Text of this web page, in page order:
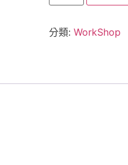
分類: WorkShop